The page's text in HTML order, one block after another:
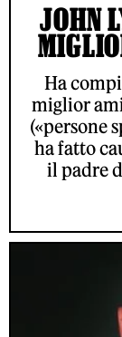
JOHN
Ha
miglior
(«persone
ha fatto
il padre